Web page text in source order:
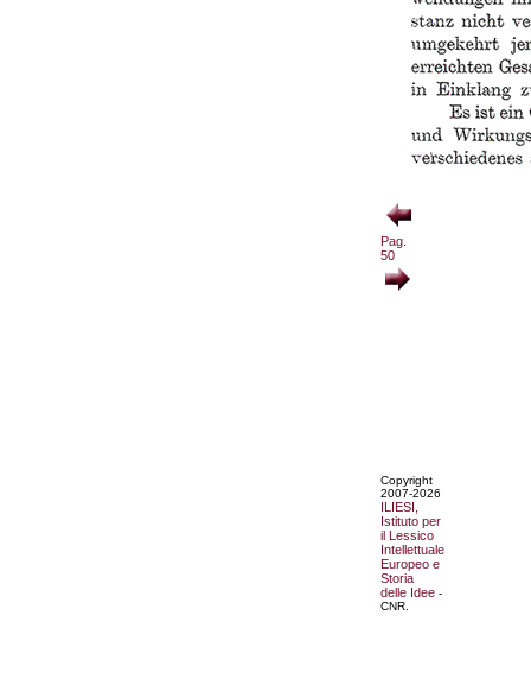
Pag.
50
Copyright
2007-2026
ILIESI,
Istituto per
il Lessico
Intellettuale
Europeo e
Storia
delle Idee -
CNR.